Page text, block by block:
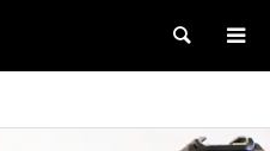
検索